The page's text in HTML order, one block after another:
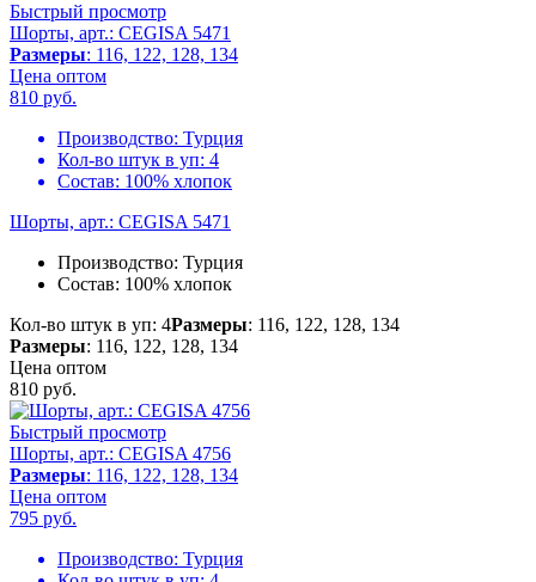
Быстрый просмотр
Шорты, арт.: CEGISA 5471
Размеры: 116, 122, 128, 134
Цена оптом
810 руб.
Производство: Турция
Кол-во штук в уп: 4
Состав: 100% хлопок
Шорты, арт.: CEGISA 5471
Производство: Турция
Состав: 100% хлопок
Кол-во штук в уп: 4Размеры: 116, 122, 128, 134
Размеры: 116, 122, 128, 134
Цена оптом
810 руб.
Быстрый просмотр
Шорты, арт.: CEGISA 4756
Размеры: 116, 122, 128, 134
Цена оптом
795 руб.
Производство: Турция